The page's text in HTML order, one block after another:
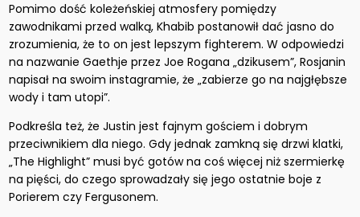
Pomimo dość koleżeńskiej atmosfery pomiędzy
zawodnikami przed walką, Khabib postanowił dać jasno do
zrozumienia, że to on jest lepszym fighterem. W odpowiedzi
na nazwanie Gaethje przez Joe Rogana „dzikusem”, Rosjanin
napisał na swoim instagramie, że „zabierze go na najgłębsze
wody i tam utopi”.
Podkreśla też, że Justin jest fajnym gościem i dobrym
przeciwnikiem dla niego. Gdy jednak zamkną się drzwi klatki,
„The Highlight” musi być gotów na coś więcej niż szermierkę
na pięści, do czego sprowadzały się jego ostatnie boje z
Porierem czy Fergusonem.